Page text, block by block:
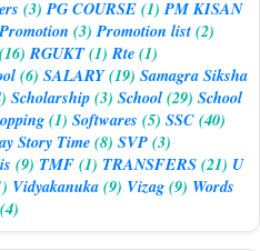
(3) PG COURSE(1) PM KISAN
Promotion (3) Promotion list(2)
(16) RGUKT(1) Rte(1)
(6) SALARY(19) Samagra Siksha
Scholarship(3) School(29) School
(1) Softwares (5) SSC(40)
Story Time(8) SVP(3)
(9) TMF(1) TRANSFERS(21) U
Vidyakanuka(9) Vizag(9) Words
(4)